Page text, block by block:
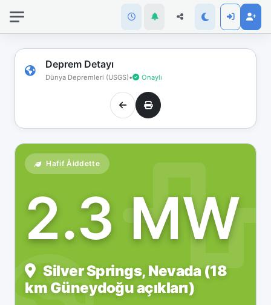
Deprem Detayı
Dünya Depremleri (USGS)• Onaylı
Hafif Åiddette
2.3 MW
Silver Springs, Nevada (18
km Güneydoğu açıkları)
bağlantınız
koptu!
Çevrimdışı
moddasınız.